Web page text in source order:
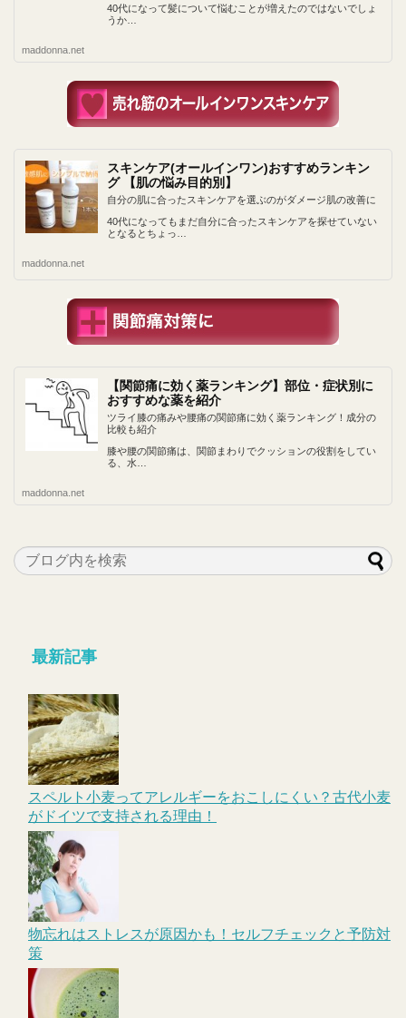
40代になって髪について悩むことが増えたのではないでしょ
うか…
maddonna.net
スキンケア(オールインワン)おすすめランキン
グ 【肌の悩み目的別】
自分の肌に合ったスキンケアを選ぶのがダメージ肌の改善に
40代になってもまだ自分に合ったスキンケアを探せていない
となるとちょっ…
maddonna.net
【関節痛に効く薬ランキング】部位・症状別に
おすすめな薬を紹介
ツライ膝の痛みや腰痛の関節痛に効く薬ランキング！成分の
比較も紹介
膝や腰の関節痛は、関節まわりでクッションの役割をしてい
る、水…
maddonna.net
最新記事
スペルト小麦ってアレルギーをおこしにくい？古代小麦
がドイツで支持される理由！
物忘れはストレスが原因かも！セルフチェックと予防対
策